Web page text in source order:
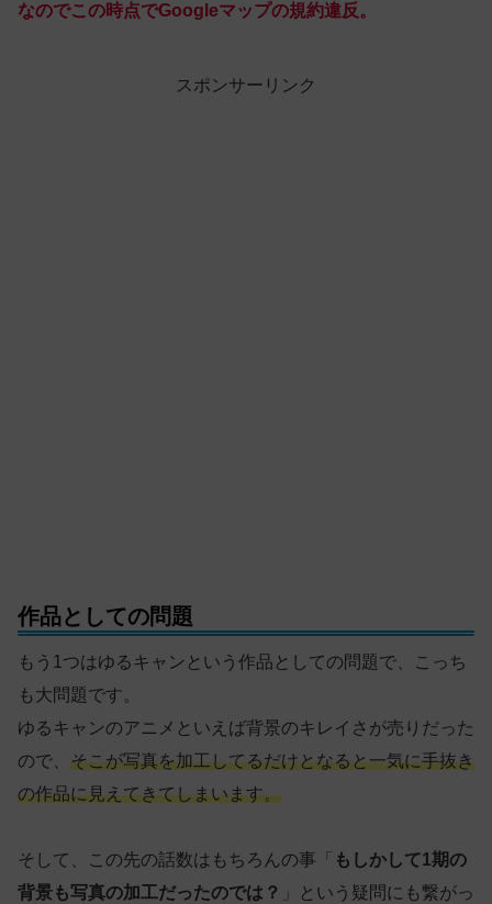
なのでこの時点でGoogleマップの規約違反。
スポンサーリンク
作品としての問題
もう1つはゆるキャンという作品としての問題で、こっち
も大問題です。
ゆるキャンのアニメといえば背景のキレイさが売りだった
ので、 そこが写真を加工してるだけとなると一気に手抜き
の作品に見えてきてしまいます。
そして、この先の話数はもちろんの事「 もしかして1期の
背景も写真の加工だったのでは？ 」という疑問にも繋がっ